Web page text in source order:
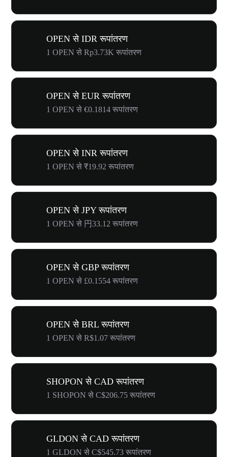
OPEN से IDR रूपांतरण
1 OPEN से Rp3.73K रूपांतरण
OPEN से EUR रूपांतरण
1 OPEN से €0.1814 रूपांतरण
OPEN से INR रूपांतरण
1 OPEN से ₹19.92 रूपांतरण
OPEN से JPY रूपांतरण
1 OPEN से 円33.12 रूपांतरण
OPEN से GBP रूपांतरण
1 OPEN से £0.1554 रूपांतरण
OPEN से BRL रूपांतरण
1 OPEN से R$1.07 रूपांतरण
SHOPON से CAD रूपांतरण
1 SHOPON से C$206.75 रूपांतरण
GLDON से CAD रूपांतरण
1 GLDON से C$545.73 रूपांतरण